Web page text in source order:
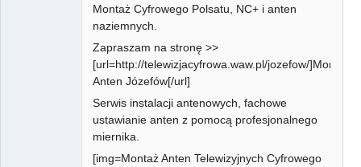
Montaż Cyfrowego Polsatu, NC+ i anten
naziemnych.
Zapraszam na stronę >>
[url=http://telewizjacyfrowa.waw.pl/jozefow/]Montaż
Anten Józefów[/url]
Serwis instalacji antenowych, fachowe
ustawianie anten z pomocą profesjonalnego
miernika.
[img=Montaż Anten Telewizyjnych Cyfrowego